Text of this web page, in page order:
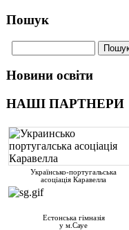
Пошук
Новини освіти
НАШІ ПАРТНЕРИ
Українсько-португальська
асоціація Каравелла
Естонська гімназія
у м.Сауе